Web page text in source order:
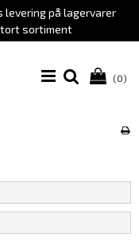
levering på lagervarer
sortiment
(0)